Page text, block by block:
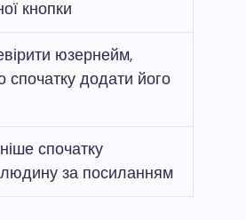
кнопки
юзернейм,
спочатку додати його
спочатку
за посиланням